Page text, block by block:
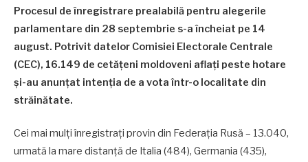
Procesul de înregistrare prealabilă pentru alegerile
parlamentare din 28 septembrie s-a încheiat pe 14
august. Potrivit datelor Comisiei Electorale Centrale
(CEC), 16.149 de cetățeni moldoveni aflați peste hotare
și-au anunțat intenția de a vota într-o localitate din
străinătate.
Cei mai mulți înregistrați provin din Federația Rusă – 13.040,
urmată la mare distanță de Italia (484), Germania (435),